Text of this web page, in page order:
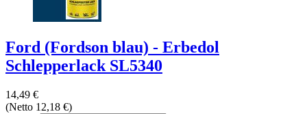
Ford (Fordson blau) - Erbedol
Schlepperlack SL5340
14,49 €
(Netto 12,18 €)